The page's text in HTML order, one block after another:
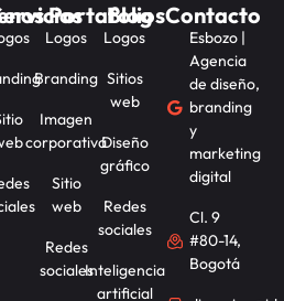
Portafolios
Logos
Branding
Imagen
corporativa
Sitio
web
Redes
sociales
Blog
Logos
Sitios
web
Diseño
gráfico
Redes
sociales
Inteligencia
artificial
Contacto
Esbozo |
Agencia
de diseño,
branding
y
marketing
digital
Cl. 9
#80-14,
Bogotá